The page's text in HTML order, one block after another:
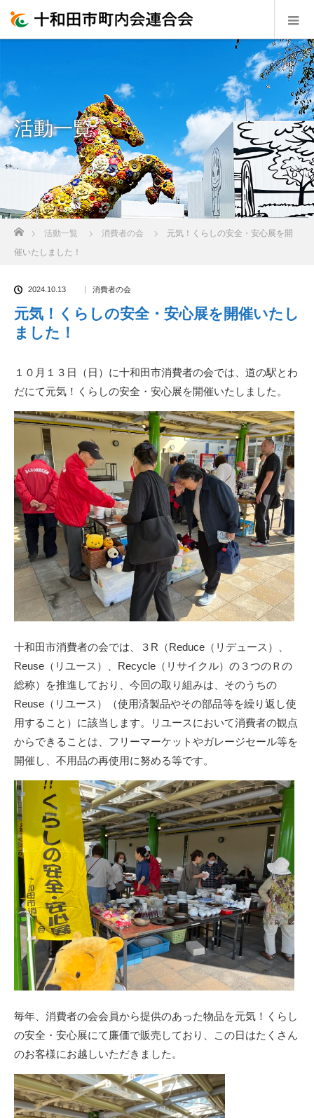
活動一覧
ホーム
活動一覧 消費者の会
元気！くらしの安全・安心展を開
催いたしました！
2024.10.13 消費者の会
元気！くらしの安全・安心展を開催いたし
ました！
１０月１３日（日）に十和田市消費者の会では、道の駅とわ
だにて元気！くらしの安全・安心展を開催いたしました。
十和田市消費者の会では、３R（Reduce（リデュース）、
Reuse（リユース）、Recycle（リサイクル）の３つのＲの
総称）を推進しており、今回の取り組みは、そのうちの
Reuse（リユース）（使用済製品やその部品等を繰り返し使
用すること）に該当します。リユースにおいて消費者の観点
からできることは、フリーマーケットやガレージセール等を
開催し、不用品の再使用に努める等です。
毎年、消費者の会会員から提供のあった物品を元気！くらし
の安全・安心展にて廉価で販売しており、この日はたくさん
のお客様にお越しいただきました。